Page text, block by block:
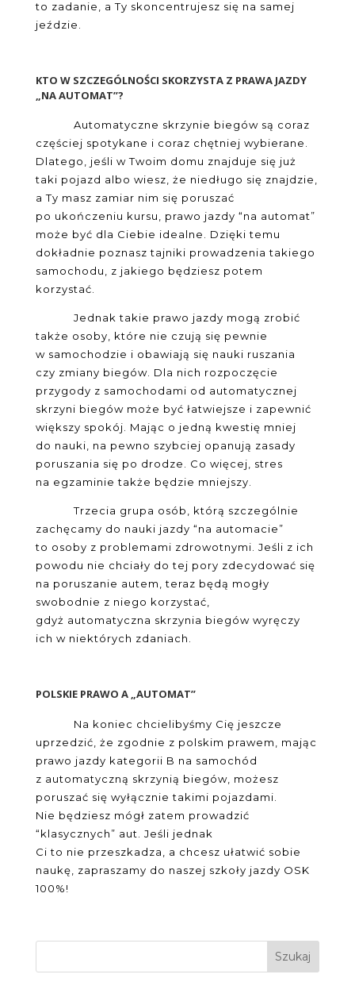
to zadanie, a Ty skoncentrujesz się na samej
jeździe.
KTO W SZCZEGÓLNOŚCI SKORZYSTA Z PRAWA JAZDY
„NA AUTOMAT”?
Automatyczne skrzynie biegów są coraz
częściej spotykane i coraz chętniej wybierane.
Dlatego, jeśli w Twoim domu znajduje się już
taki pojazd albo wiesz, że niedługo się znajdzie,
a Ty masz zamiar nim się poruszać
po ukończeniu kursu, prawo jazdy “na automat”
może być dla Ciebie idealne. Dzięki temu
dokładnie poznasz tajniki prowadzenia takiego
samochodu, z jakiego będziesz potem
korzystać.
Jednak takie prawo jazdy mogą zrobić
także osoby, które nie czują się pewnie
w samochodzie i obawiają się nauki ruszania
czy zmiany biegów. Dla nich rozpoczęcie
przygody z samochodami od automatycznej
skrzyni biegów może być łatwiejsze i zapewnić
większy spokój. Mając o jedną kwestię mniej
do nauki, na pewno szybciej opanują zasady
poruszania się po drodze. Co więcej, stres
na egzaminie także będzie mniejszy.
Trzecia grupa osób, którą szczególnie
zachęcamy do nauki jazdy “na automacie”
to osoby z problemami zdrowotnymi. Jeśli z ich
powodu nie chciały do tej pory zdecydować się
na poruszanie autem, teraz będą mogły
swobodnie z niego korzystać,
gdyż automatyczna skrzynia biegów wyręczy
ich w niektórych zdaniach.
POLSKIE PRAWO A „AUTOMAT”
Na koniec chcielibyśmy Cię jeszcze
uprzedzić, że zgodnie z polskim prawem, mając
prawo jazdy kategorii B na samochód
z automatyczną skrzynią biegów, możesz
poruszać się wyłącznie takimi pojazdami.
Nie będziesz mógł zatem prowadzić
“klasycznych” aut. Jeśli jednak
Ci to nie przeszkadza, a chcesz ułatwić sobie
naukę, zapraszamy do naszej szkoły jazdy OSK
100%!